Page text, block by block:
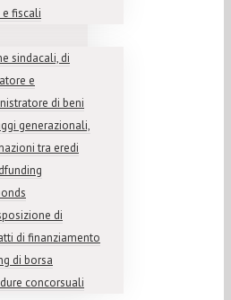
fiscali
sindacali, di
e
di beni
generazionali,
tra eredi
di
di finanziamento
di borsa
concorsuali